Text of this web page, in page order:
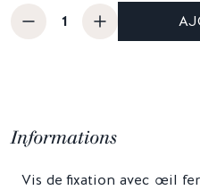
Informations
Vis de fixation avec œil